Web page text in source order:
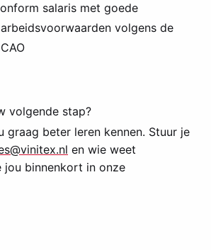
salaris met goede
volgens de
volgende stap?
graag beter leren kennen. Stuur je
en wie weet
jou binnenkort in onze